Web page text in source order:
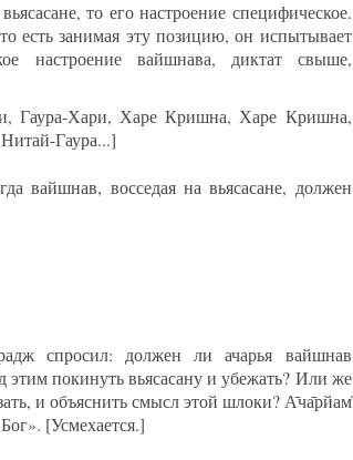
то его настроение специфическое.
есть занимая эту позицию, он испытывает
настроение вайшнава, диктат свыше,
Гаура-Хари, Харе Кришна, Харе Кришна,
Гаура...]
вайшнав, восседая на вьясасане, должен
спросил: должен ли ачарья вайшнав
покинуть вьясасану и убежать? Или же
и объяснить смысл этой шлоки? А̄ча̄рйам̇
[Усмехается.]